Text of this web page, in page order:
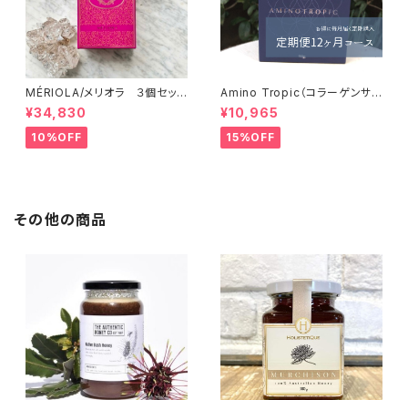
MÉRIOLA/メリオラ ３個セッ
ト 【特別価格】【送料無料】
¥34,830
10%OFF
Amino Tropic（コラーゲンサ
ポート）定期便（12か月コース）
【送料無料】
¥10,965
15%OFF
その他の商品